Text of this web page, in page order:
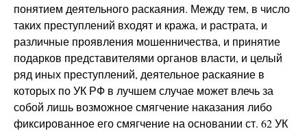
понятием деятельного раскаяния. Между тем, в число
таких преступлений входят и кража, и растрата, и
различные проявления мошенничества, и принятие
подарков представителями органов власти, и целый
ряд иных преступлений, деятельное раскаяние в
которых по УК РФ в лучшем случае может влечь за
собой лишь возможное смягчение наказания либо
фиксированное его смягчение на основании ст. 62 УК